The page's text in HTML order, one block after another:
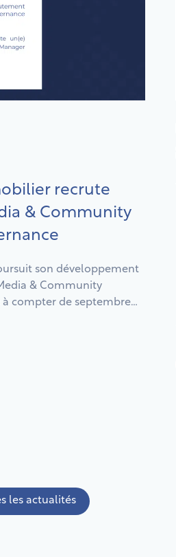
recrute
& Community
son développement
& Community
compter de septembre
les actualités